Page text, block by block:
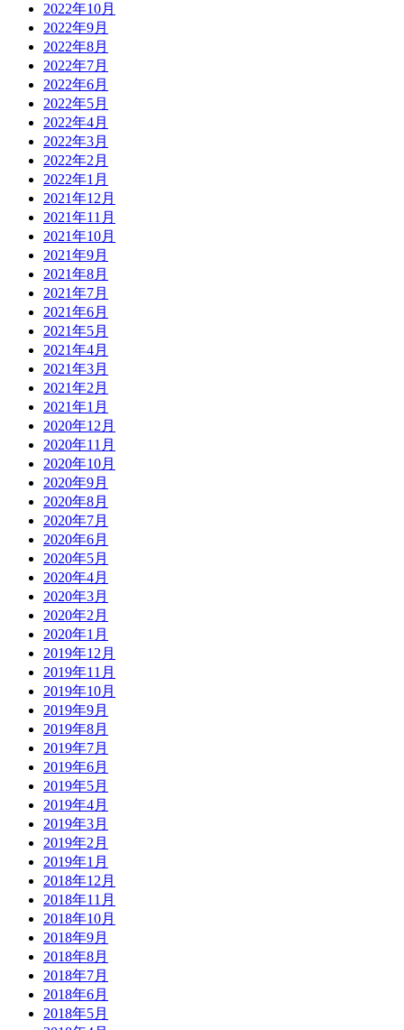
2022年10月
2022年9月
2022年8月
2022年7月
2022年6月
2022年5月
2022年4月
2022年3月
2022年2月
2022年1月
2021年12月
2021年11月
2021年10月
2021年9月
2021年8月
2021年7月
2021年6月
2021年5月
2021年4月
2021年3月
2021年2月
2021年1月
2020年12月
2020年11月
2020年10月
2020年9月
2020年8月
2020年7月
2020年6月
2020年5月
2020年4月
2020年3月
2020年2月
2020年1月
2019年12月
2019年11月
2019年10月
2019年9月
2019年8月
2019年7月
2019年6月
2019年5月
2019年4月
2019年3月
2019年2月
2019年1月
2018年12月
2018年11月
2018年10月
2018年9月
2018年8月
2018年7月
2018年6月
2018年5月